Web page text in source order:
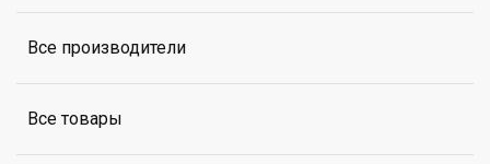
Все производители
Все товары